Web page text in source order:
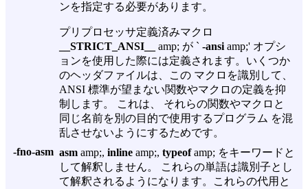
ンを指定する必要があります。
プリプロセッサ定義済みマクロ
__STRICT_ANSI__
amp; が ` -ansi amp;' オプシ
ョンを使用した際には定義されます。いくつか
のヘッダファイルは、この マクロを識別して、
ANSI 標準が望まない関数やマクロの定義を抑
制します。 これは、 それらの関数やマクロと
同じ名前を別の目的で使用するプログラム を混
乱させないようにするためです。
-fno-asm asm amp;, inline amp;, typeofamp; をキーワードと
して解釈しません。 これらの単語は識別子とし
て解釈されるようになります。これらの代用と